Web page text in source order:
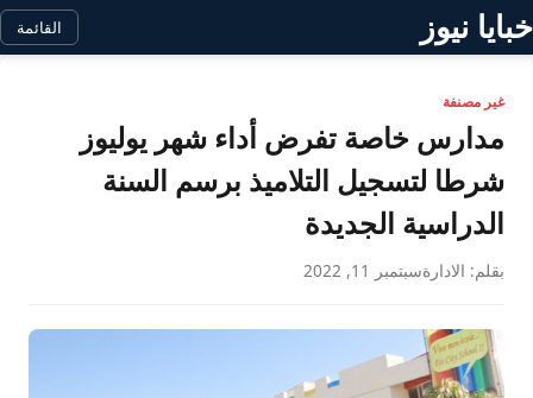
خبايا نيوز القائمة
غير مصنفة
مدارس خاصة تفرض أداء شهر يوليوز
شرطا لتسجيل التلاميذ برسم السنة
الدراسية الجديدة
بقلم: الادارةسبتمبر 11, 2022